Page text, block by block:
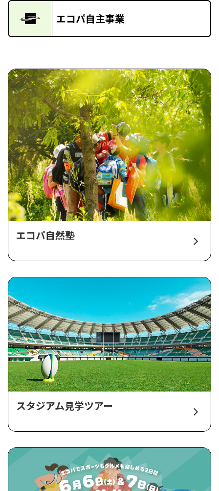
エコパ自主事業
エコパ自然塾
スタジアム見学ツアー